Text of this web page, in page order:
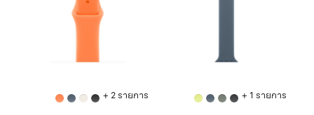
+ 2 รายการ + 1 รายการ